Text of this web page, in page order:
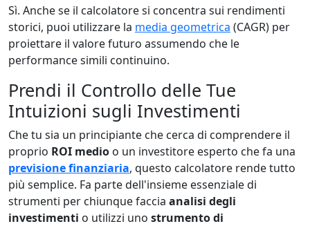
Sì. Anche se il calcolatore si concentra sui rendimenti
storici, puoi utilizzare la media geometrica (CAGR) per
proiettare il valore futuro assumendo che le
performance simili continuino.
Prendi il Controllo delle Tue
Intuizioni sugli Investimenti
Che tu sia un principiante che cerca di comprendere il
proprio ROI medio o un investitore esperto che fa una
previsione finanziaria, questo calcolatore rende tutto
più semplice. Fa parte dell'insieme essenziale di
strumenti per chiunque faccia analisi degli
investimenti o utilizzi uno strumento di